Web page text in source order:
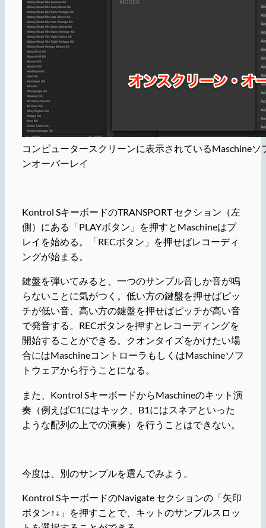
コンピュータースクリーンに表示されているMaschine
ンオーバーレイ
Kontrol SキーボードのTRANSPORT セクション（左
側）にある「PLAYボタン」を押すとMaschineはプ
レイを始める。「RECボタン」を押せばレコーディ
ングが始まる。
鍵盤を弾いてみると、一つのサンプル音しか音が鳴
らないことに気がつく。低い方の鍵盤を押せばピッ
チが低い音、高い方の鍵盤を押せばピッチが高い音
で発音する。RECボタンを押すとレコーディングを
開始することができる。クオンタイズをかけたい場
合にはMaschineコントローラもしくはMaschineソフ
トウェアから行うことになる。
また、Kontrol SキーボードからMaschineのキット演
奏（例えばC1にはキック、B1にはスネアといった
ような配列の上での演奏）を行うことはできない。
今度は、別のサンプルを選んでみよう。
Kontrol SキーボードのNavigate セクションの「矢印
ボタン↑↓」を押すことで、キットのサンプルスロッ